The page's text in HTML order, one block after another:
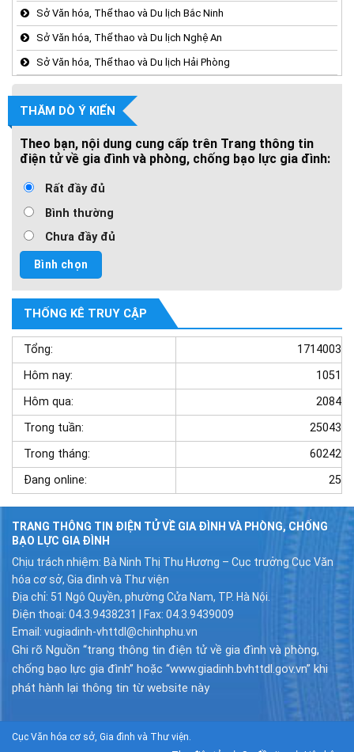
Sở Văn hóa, Thể thao và Du lịch Bắc Ninh
Sở Văn hóa, Thể thao và Du lịch Nghệ An
Sở Văn hóa, Thể thao và Du lịch Hải Phòng
THĂM DÒ Ý KIẾN
Theo bạn, nội dung cung cấp trên Trang thông tin
điện tử về gia đình và phòng, chống bạo lực gia đình:
Rất đầy đủ
Bình thường
Chưa đầy đủ
THỐNG KÊ TRUY CẬP
Tổng:
1714003
Hôm nay:
1051
Hôm qua:
2084
Trong tuần:
25043
Trong tháng:
60242
Đang online:
25
TRANG THÔNG TIN ĐIỆN TỬ VỀ GIA ĐÌNH VÀ PHÒNG, CHỐNG
BẠO LỰC GIA ĐÌNH
Chịu trách nhiệm: Bà Ninh Thị Thu Hương – Cục trưởng Cục Văn
hóa cơ sở, Gia đình và Thư viện
Địa chỉ: 51 Ngô Quyền, phường Cửa Nam, TP. Hà Nội.
Điện thoại: 04.3.9438231 | Fax: 04.3.9439009
Email: vugiadinh-vhttdl@chinhphu.vn
Ghi rõ Nguồn “trang thông tin điện tử về gia đình và phòng,
chống bạo lực gia đình” hoặc “www.giadinh.bvhttdl.gov.vn” khi
phát hành lại thông tin từ website này
Cục Văn hóa cơ sở, Gia đình và Thư viện.